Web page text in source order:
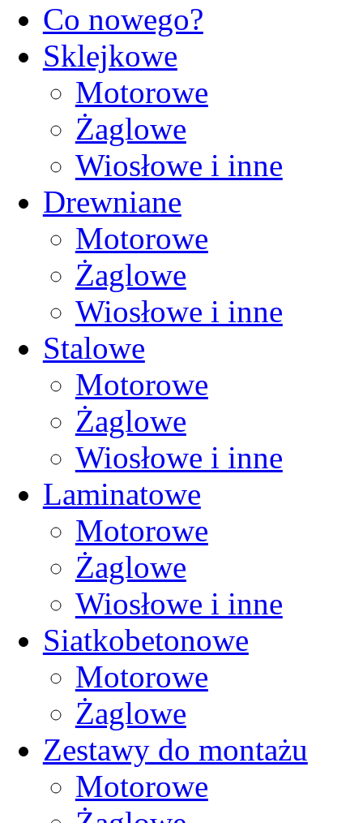
Co nowego?
Sklejkowe
Motorowe
Żaglowe
Wiosłowe i inne
Drewniane
Motorowe
Żaglowe
Wiosłowe i inne
Stalowe
Motorowe
Żaglowe
Wiosłowe i inne
Laminatowe
Motorowe
Żaglowe
Wiosłowe i inne
Siatkobetonowe
Motorowe
Żaglowe
Zestawy do montażu
Motorowe